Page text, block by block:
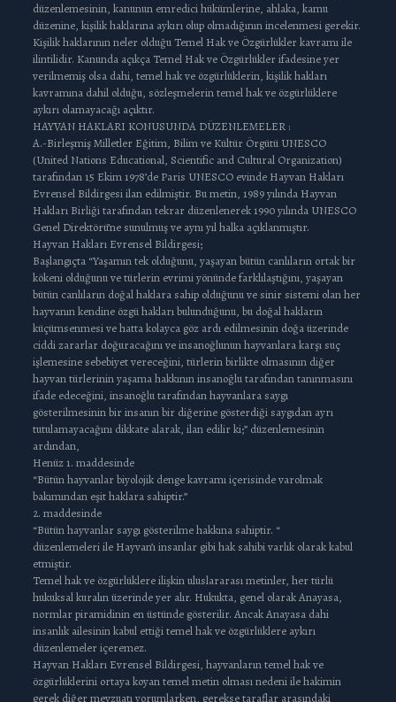
düzenlemesinin, kanunun emredici hükümlerine, ahlaka, kamu
düzenine, kişilik haklarına aykırı olup olmadığının incelenmesi gerekir.
Kişilik haklarının neler olduğu Temel Hak ve Özgürlükler kavramı ile
ilintilidir. Kanunda açıkça Temel Hak ve Özgürlükler ifadesine yer
verilmemiş olsa dahi, temel hak ve özgürlüklerin, kişilik hakları
kavramına dahil olduğu, sözleşmelerin temel hak ve özgürlüklere
aykırı olamayacağı açıktır.
HAYVAN HAKLARI KONUSUNDA DÜZENLEMELER :
A.-Birleşmiş Milletler Eğitim, Bilim ve Kültür Örgütü UNESCO
(United Nations Educational, Scientific and Cultural Organization)
tarafından 15 Ekim 1978’de Paris UNESCO evinde Hayvan Hakları
Evrensel Bildirgesi ilan edilmiştir. Bu metin, 1989 yılında Hayvan
Hakları Birliği tarafından tekrar düzenlenerek 1990 yılında UNESCO
Genel Direktörü’ne sunulmuş ve aynı yıl halka açıklanmıştır.
Hayvan Hakları Evrensel Bildirgesi;
Başlangıçta “Yaşamın tek olduğunu, yaşayan bütün canlıların ortak bir
kökeni olduğunu ve türlerin evrimi yönünde farklılaştığını, yaşayan
bütün canlıların doğal haklara sahip olduğunu ve sinir sistemi olan her
hayvanın kendine özgü hakları bulunduğunu, bu doğal hakların
küçümsenmesi ve hatta kolayca göz ardı edilmesinin doğa üzerinde
ciddi zararlar doğuracağını ve insanoğlunun hayvanlara karşı suç
işlemesine sebebiyet vereceğini, türlerin birlikte olmasının diğer
hayvan türlerinin yaşama hakkının insanoğlu tarafından tanınmasını
ifade edeceğini, insanoğlu tarafından hayvanlara saygı
gösterilmesinin bir insanın bir diğerine gösterdiği saygıdan ayrı
tutulamayacağını dikkate alarak, ilan edilir ki;” düzenlemesinin
ardından,
Henüz 1. maddesinde
“Bütün hayvanlar biyolojik denge kavramı içerisinde varolmak
bakımından eşit haklara sahiptir.”
2. maddesinde
“Bütün hayvanlar saygı gösterilme hakkına sahiptir. “
düzenlemeleri ile Hayvan’ı insanlar gibi hak sahibi varlık olarak kabul
etmiştir.
Temel hak ve özgürlüklere ilişkin uluslararası metinler, her türlü
hukuksal kuralın üzerinde yer alır. Hukukta, genel olarak Anayasa,
normlar piramidinin en üstünde gösterilir. Ancak Anayasa dahi
insanlık ailesinin kabul ettiği temel hak ve özgürlüklere aykırı
düzenlemeler içeremez.
Hayvan Hakları Evrensel Bildirgesi, hayvanların temel hak ve
özgürlüklerini ortaya koyan temel metin olması nedeni ile hakimin
gerek diğer mevzuatı yorumlarken, gerekse taraflar arasındaki